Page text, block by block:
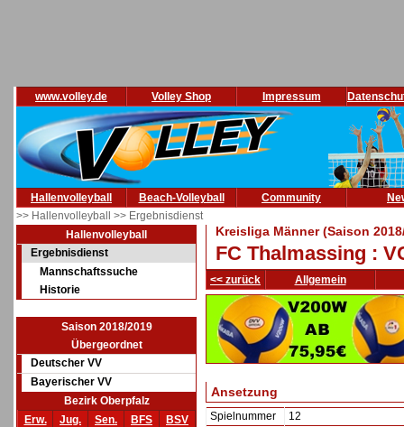
www.volley.de Volley Shop Impressum
Hallenvolleyball Beach-Volleyball Community
>> Hallenvolleyball >> Ergebnisdienst
Hallenvolleyball
Ergebnisdienst
Mannschaftssuche
Historie
Saison 2018/2019
Übergeordnet
Deutscher VV
Bayerischer VV
Bezirk Oberpfalz
Erw.
Jug. Sen. BFS
BSV
Kreisliga Männer (Saison
FC Thalmassing :
<< zurück Allgemein
Ansetzung
Spielnummer
12